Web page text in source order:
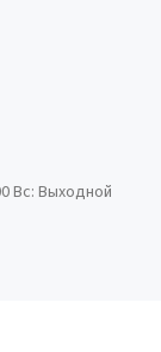
Вс: Выходной